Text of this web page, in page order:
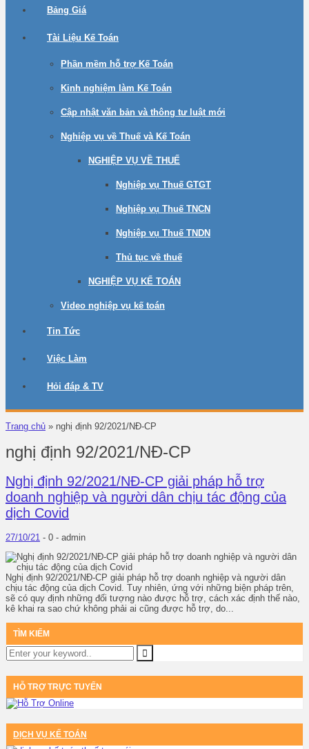
Bảng Giá
Tài Liệu Kế Toán
Phần mềm hỗ trợ Kế Toán
Kinh nghiệm làm Kế Toán
Cập nhật văn bản và thông tư luật mới
Nghiệp vụ về Thuế và Kế Toán
NGHIỆP VỤ VỀ THUẾ
Nghiệp vụ Thuế GTGT
Nghiệp vụ Thuế TNCN
Nghiệp vụ Thuế TNDN
Thủ tục về thuế
NGHIỆP VỤ KẾ TOÁN
Video nghiệp vụ kế toán
Tin Tức
Việc Làm
Hỏi đáp & TV
Trang chủ » nghị định 92/2021/NĐ-CP
nghị định 92/2021/NĐ-CP
Nghị định 92/2021/NĐ-CP giải pháp hỗ trợ
doanh nghiệp và người dân chịu tác động của
dịch Covid
27/10/21 - 0 - admin
Nghị định 92/2021/NĐ-CP giải pháp hỗ trợ doanh nghiệp và người dân
chịu tác động của dịch Covid. Tuy nhiên, ứng với những biện pháp trên,
sẽ có quy định những đối tượng nào được hỗ trợ, cách xác định thế nào,
kê khai ra sao chứ không phải ai cũng được hỗ trợ, do...
TÌM KIẾM
HỖ TRỢ TRỰC TUYẾN
DỊCH VỤ KẾ TOÁN